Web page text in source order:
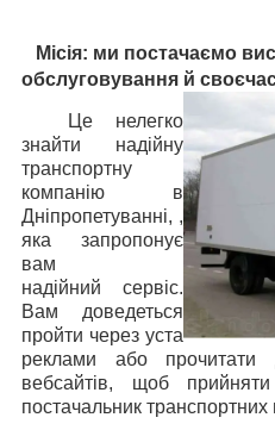
Місія: ми постачаємо
обслуговування й
Це нелегко
знайти надійну
транспортну
компанію в
Дніпропетуванні, ,
яка запропонує
вам
надійний сервіс.
Вам доведеться
пройти через уста
реклами або прочитати
вебсайтів, щоб
постачальник транспортних